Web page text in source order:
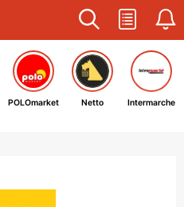
POLOmarket Netto Intermarche